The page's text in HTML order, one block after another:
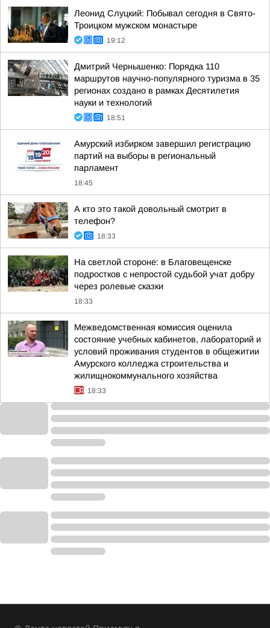
Леонид Слуцкий: Побывал сегодня в Свято-
Троицком мужском монастыре
19:12
Дмитрий Чернышенко: Порядка 110
маршрутов научно-популярного туризма в 35
регионах создано в рамках Десятилетия
науки и технологий
18:51
Амурский избирком завершил регистрацию
партий на выборы в региональный
парламент
18:45
А кто это такой довольный смотрит в
телефон?
18:33
На светлой стороне: в Благовещенске
подростков с непростой судьбой учат добру
через ролевые сказки
18:33
Межведомственная комиссия оценила
состояние учебных кабинетов, лабораторий и
условий проживания студентов в общежитии
Амурского колледжа строительства и
жилищнокоммунального хозяйства
18:33